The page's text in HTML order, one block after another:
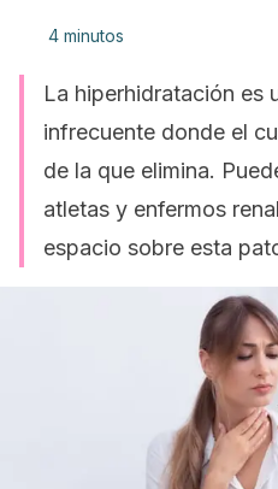
4 minutos
La hiperhidratación es
infrecuente donde el
de la que elimina.
atletas y enfermos
espacio sobre esta